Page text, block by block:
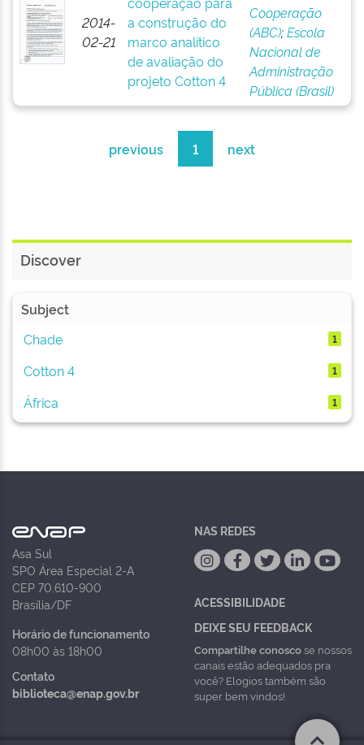
2014-
02-21
a construção do
marco analítico
de avaliação do
projeto Cotton 4
Cooperação
(ABC);Escola
Nacional de
Administração
Pública (Brasil)
previous 1 next
Discover
Subject
Chade
1
Cotton 4 1
África 1
Asa Sul
SPO Área Especial 2-A
CEP 70.610-900
Brasília/DF
Horário de funcionamento
08h00 às 18h00
Contato
biblioteca@enap.gov.br
NAS REDES
ACESSIBILIDADE
DEIXE SEU FEEDBACK
Compartilhe conoscose nossos
canais estão adequados pra
você? Elogios também são
super bem vindos!